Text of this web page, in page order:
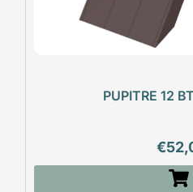
PUPITRE 12
€